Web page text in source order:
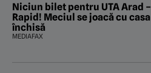
Niciun bilet pentru UTA Arad –
Rapid! Meciul se joacă cu casa
închisă
MEDIAFAX